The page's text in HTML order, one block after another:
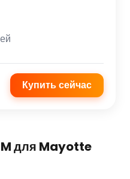
Купить сейчас
для Mayotte